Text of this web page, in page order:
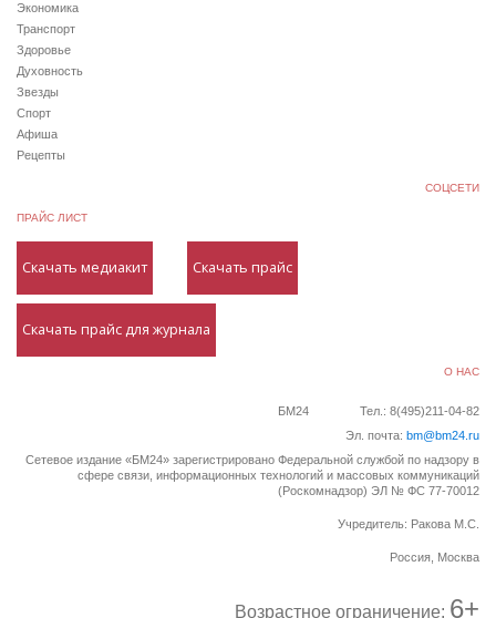
Экономика
Транспорт
Здоровье
Духовность
Звезды
Спорт
Афиша
Рецепты
СОЦСЕТИ
ПРАЙС ЛИСТ
Скачать медиакит Скачать прайс
Скачать прайс для журнала
О НАС
БМ24
Тел.: 8(495)211-04-82
Эл. почта: bm@bm24.ru
Сетевое издание «БМ24» зарегистрировано Федеральной службой по надзору в
сфере связи, информационных технологий и массовых коммуникаций
(Роскомнадзор) ЭЛ № ФС 77-70012
Учредитель: Ракова М.С.
Россия, Москва
Возрастное ограничение: 6+